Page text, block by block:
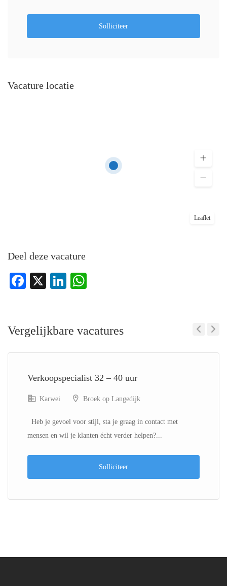
Solliciteer
Vacature locatie
Leaflet
Deel deze vacature
Facebook
X LinkedIn
Vergelijkbare vacatures
Verkoopspecialist 32 – 40 uur
Karwei Broek op Langedijk
Heb je gevoel voor stijl, sta je graag in contact met
mensen en wil je klanten écht verder helpen?...
Solliciteer